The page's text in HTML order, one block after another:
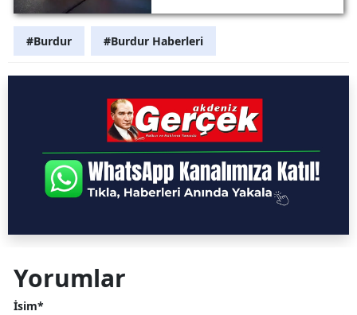
#Burdur #Burdur Haberleri
Yorumlar
İsim*